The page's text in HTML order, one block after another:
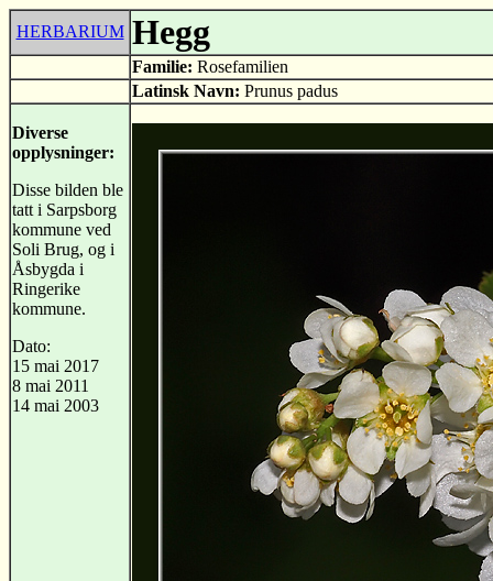
HERBARIUM Hegg
Familie: Rosefamilien
Latinsk Navn: Prunus padus
Diverse
opplysninger:
Disse bilden ble
tatt i Sarpsborg
kommune ved
Soli Brug, og i
Åsbygda i
Ringerike
kommune.
Dato:
15 mai 2017
8 mai 2011
14 mai 2003